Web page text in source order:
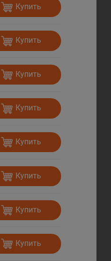
Купить
Купить
Купить
Купить
Купить
Купить
Купить
Купить